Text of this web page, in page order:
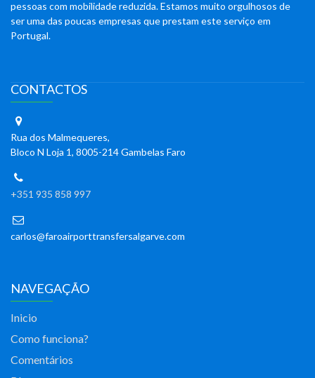
pessoas com mobilidade reduzida. Estamos muito orgulhosos de
ser uma das poucas empresas que prestam este serviço em
Portugal.
CONTACTOS
Rua dos Malmequeres,
Bloco N Loja 1, 8005-214 Gambelas Faro
+351 935 858 997
carlos@faroairporttransfersalgarve.com
NAVEGAÇÃO
Inicio
Como funciona?
Comentários